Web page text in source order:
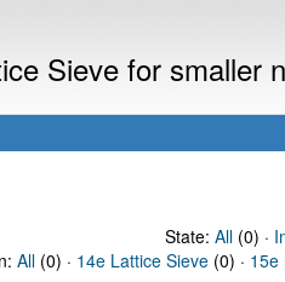
Sieve for smaller
State: All(0) ·
All (0) · 14e Lattice Sieve (0) · 15e